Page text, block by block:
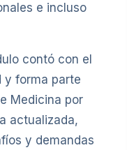
e incluso
contó con el
y forma parte
Medicina por
actualizada,
y demandas